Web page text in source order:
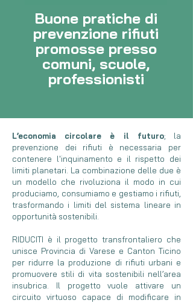
Buone pratiche di
prevenzione rifiuti
promosse presso
comuni, scuole,
professionisti
L’economia circolare è il futuro; la
prevenzione dei rifiuti è necessaria per
contenere l'inquinamento e il rispetto dei
limiti planetari. La combinazione delle due è
un modello che rivoluziona il modo in cui
produciamo, consumiamo e gestiamo i rifiuti,
trasformando i limiti del sistema lineare in
opportunità sostenibili.
RIDUCITI è il progetto transfrontaliero che
unisce Provincia di Varese e Canton Ticino
per ridurre la produzione di rifiuti urbani e
promuovere stili di vita sostenibili nell’area
insubrica. Il progetto vuole attivare un
circuito virtuoso capace di modificare in